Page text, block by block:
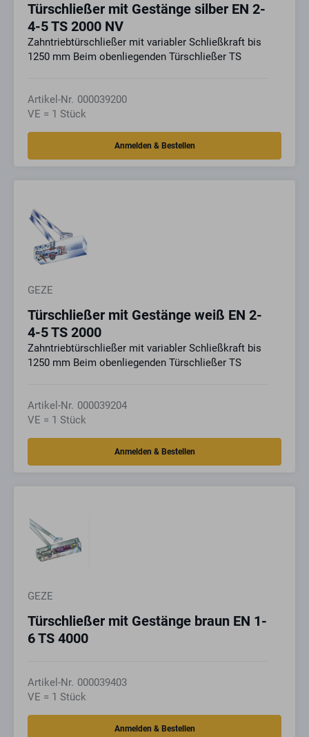
Türschließer mit Gestänge silber EN 2-
4-5 TS 2000 NV
Zahntriebtürschließer mit variabler Schließkraft bis
1250 mm Beim obenliegenden Türschließer TS
Artikel-Nr. 000039200
VE = 1 Stück
GEZE
Türschließer mit Gestänge weiß EN 2-
4-5 TS 2000
Zahntriebtürschließer mit variabler Schließkraft bis
1250 mm Beim obenliegenden Türschließer TS
Artikel-Nr. 000039204
VE = 1 Stück
GEZE
Türschließer mit Gestänge braun EN 1-
6 TS 4000
Artikel-Nr. 000039403
VE = 1 Stück